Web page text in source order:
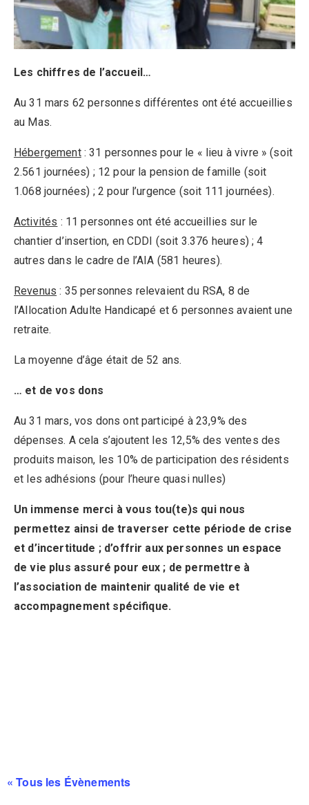
Les chiffres de l’accueil…
Au 31 mars 62 personnes différentes ont été accueillies
au Mas.
Hébergement: 31 personnes pour le « lieu à vivre » (soit
2.561 journées) ; 12 pour la pension de famille (soit
1.068 journées) ; 2 pour l’urgence (soit 111 journées).
Activités : 11 personnes ont été accueillies sur le
chantier d’insertion, en CDDI (soit 3.376 heures) ; 4
autres dans le cadre de l’AIA (581 heures).
Revenus : 35 personnes relevaient du RSA, 8 de
l’Allocation Adulte Handicapé et 6 personnes avaient une
retraite.
La moyenne d’âge était de 52 ans.
… et de vos dons
Au 31 mars, vos dons ont participé à 23,9% des
dépenses. A cela s’ajoutent les 12,5% des ventes des
produits maison, les 10% de participation des résidents
et les adhésions (pour l’heure quasi nulles)
Un immense merci à vous tou(te)s qui nous
permettez ainsi de traverser cette période de crise
et d’incertitude ; d’offrir aux personnes un espace
de vie plus assuré pour eux ; de permettre à
l’association de maintenir qualité de vie et
accompagnement spécifique.
« Tous les Évènements